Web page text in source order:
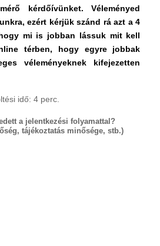
kérdőívünket. Véleményed
ezért kérjük szánd rá azt a 4
mi is jobban lássuk mit kell
térben, hogy egyre jobbak
véleményeknek kifejezetten
idő: 4 perc.
a jelentkezési folyamattal?
tájékoztatás minősége, stb.)